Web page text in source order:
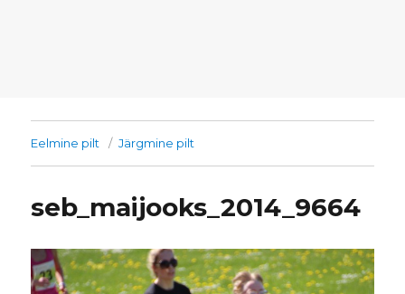
Eelmine pilt Järgmine pilt
seb_maijooks_2014_9664